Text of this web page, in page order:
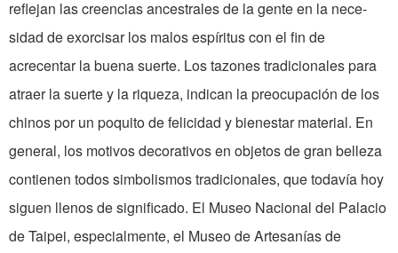
reflejan las creencias ancestrales de la gente en la nece­
sidad de exorcisar los malos es­píritus con el fin de
acrecentar la buena suerte. Los tazones tradicionales para
atraer la suerte y la riqueza, indican la preocupación de los
chinos por un poquito de felici­dad y bienestar material. En
ge­neral, los motivos decorativos en objetos de gran belleza
con­tienen todos simbolismos tradicionales, que todavía hoy
siguen llenos de significado. El Museo Nacional del Pala­cio
de Taipei, especialmente, el Museo de Artesanías de